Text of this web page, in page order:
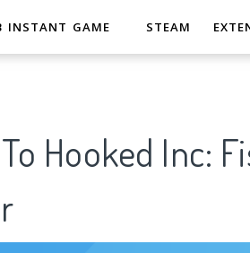
INSTANT GAME STEAM
Hooked Inc: